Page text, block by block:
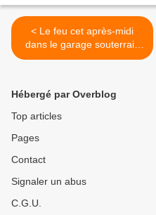
< Le feu cet après-midi
dans le garage souterrain
de l'Île de Man à
Hébergé par Overblog
Top articles
Pages
Contact
Signaler un abus
C.G.U.